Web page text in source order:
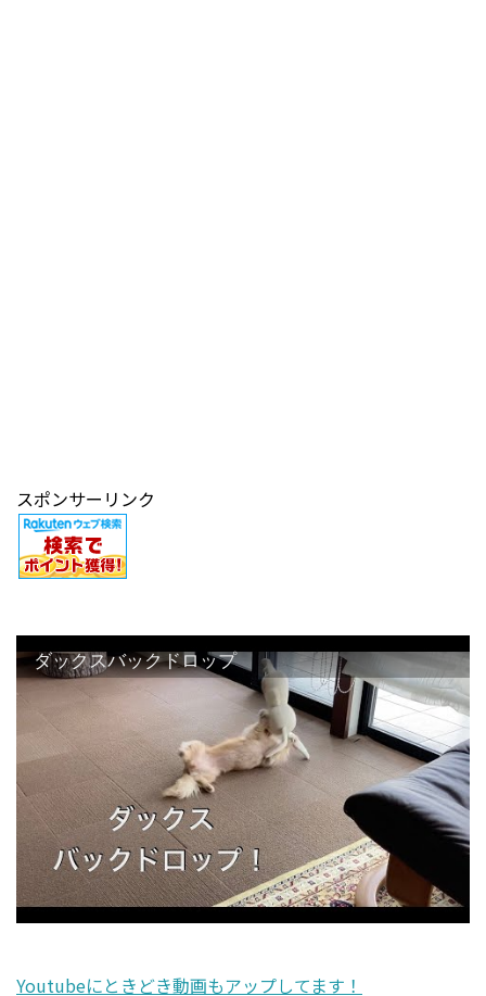
スポンサーリンク
ダックスバックドロップ
Youtubeにときどき動画もアップしてます！